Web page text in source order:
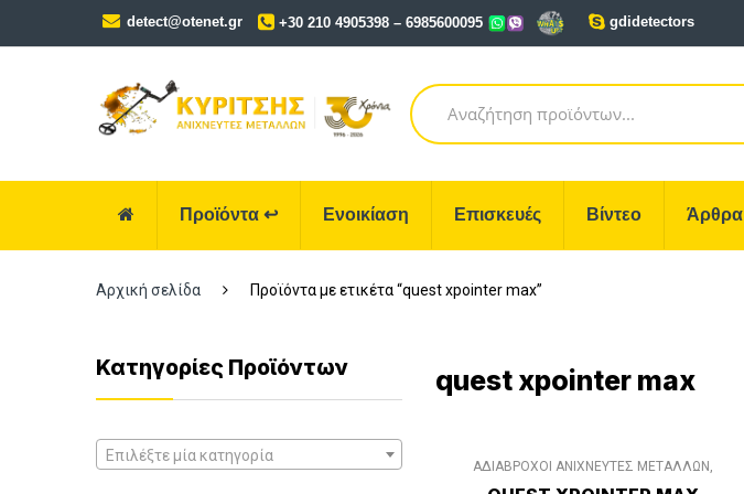
detect@otenet.gr +30 210 4905398 – 6985600095 gdidetectors
Search
for:
Προϊόντα ↩ Ενοικίαση Επισκευές Βίντεο Άρθρα
Αρχική σελίδα Προϊόντα με ετικέτα “quest xpointer max”
quest xpointer max
ΑΔΙΑΒΡΟΧΟΙ ΑΝΙΧΝΕΥΤΕΣ ΜΕΤΑΛΛΩΝ
Κατηγορίες Προϊόντων
Επιλέξτε μία κατηγορία